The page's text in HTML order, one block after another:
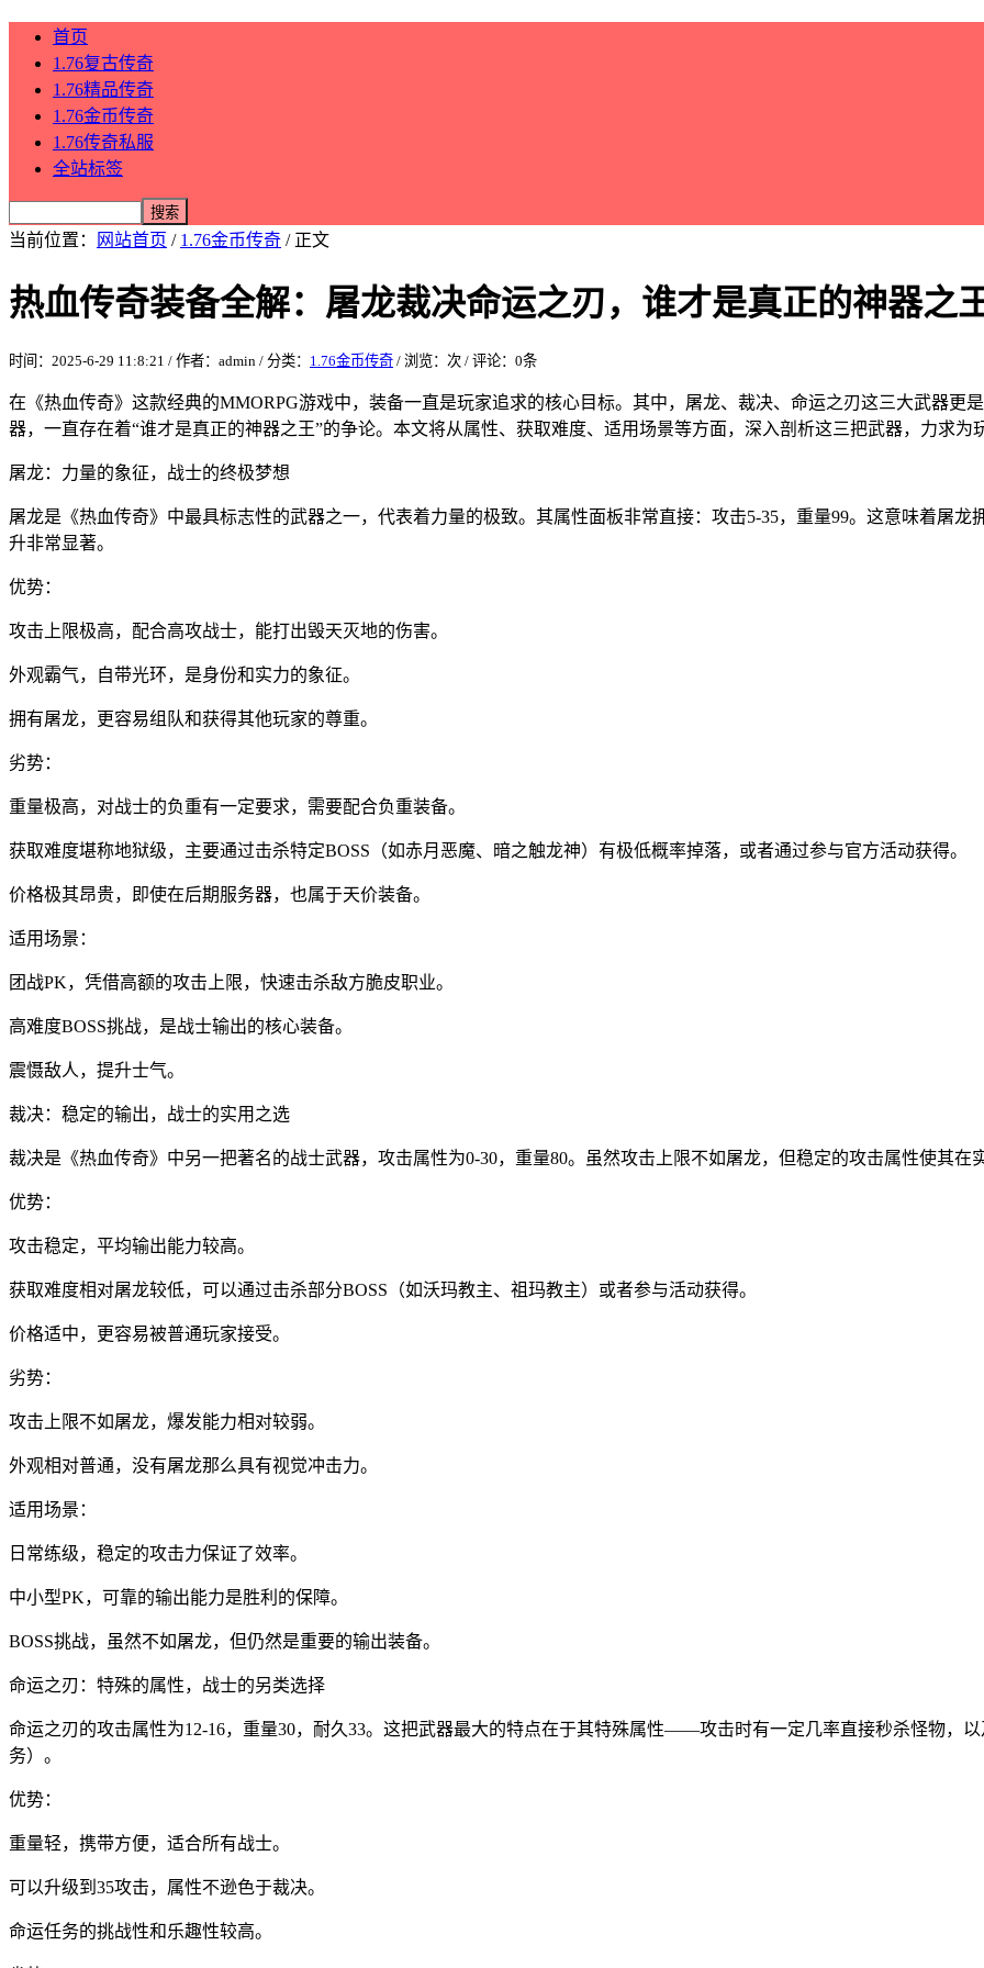
首页
1.76复古传奇
1.76精品传奇
1.76金币传奇
1.76传奇私服
全站标签
当前位置： 网站首页 / 1.76金币传奇 / 正文
热血传奇装备全解：屠龙裁决命运之刃，谁才是真正的神器之王
时间：2025-6-29 11:8:21 / 作者：admin / 分类： 1.76金币传奇 / 浏览： 次 / 评论：0条
在《热血传奇》这款经典的MMORPG游戏中，装备一直是玩家追求的核心目标。其中，屠龙、裁决、命运之刃这三大武器更
器，一直存在着“谁才是真正的神器之王”的争论。本文将从属性、获取难度、适用场景等方面，深入剖析这三把武器，力求为
屠龙：力量的象征，战士的终极梦想
屠龙是《热血传奇》中最具标志性的武器之一，代表着力量的极致。其属性面板非常直接：攻击5-35，重量99。这意味着屠
升非常显著。
优势：
攻击上限极高，配合高攻战士，能打出毁天灭地的伤害。
外观霸气，自带光环，是身份和实力的象征。
拥有屠龙，更容易组队和获得其他玩家的尊重。
劣势：
重量极高，对战士的负重有一定要求，需要配合负重装备。
获取难度堪称地狱级，主要通过击杀特定BOSS（如赤月恶魔、暗之触龙神）有极低概率掉落，或者通过参与官方活动获得。
价格极其昂贵，即使在后期服务器，也属于天价装备。
适用场景：
团战PK，凭借高额的攻击上限，快速击杀敌方脆皮职业。
高难度BOSS挑战，是战士输出的核心装备。
震慑敌人，提升士气。
裁决：稳定的输出，战士的实用之选
裁决是《热血传奇》中另一把著名的战士武器，攻击属性为0-30，重量80。虽然攻击上限不如屠龙，但稳定的攻击属性使其在
优势：
攻击稳定，平均输出能力较高。
获取难度相对屠龙较低，可以通过击杀部分BOSS（如沃玛教主、祖玛教主）或者参与活动获得。
价格适中，更容易被普通玩家接受。
劣势：
攻击上限不如屠龙，爆发能力相对较弱。
外观相对普通，没有屠龙那么具有视觉冲击力。
适用场景：
日常练级，稳定的攻击力保证了效率。
中小型PK，可靠的输出能力是胜利的保障。
BOSS挑战，虽然不如屠龙，但仍然是重要的输出装备。
命运之刃：特殊的属性，战士的另类选择
命运之刃的攻击属性为12-16，重量30，耐久33。这把武器最大的特点在于其特殊属性——攻击时有一定几率直接秒杀怪物，
务）。
优势：
重量轻，携带方便，适合所有战士。
可以升级到35攻击，属性不逊色于裁决。
命运任务的挑战性和乐趣性较高。